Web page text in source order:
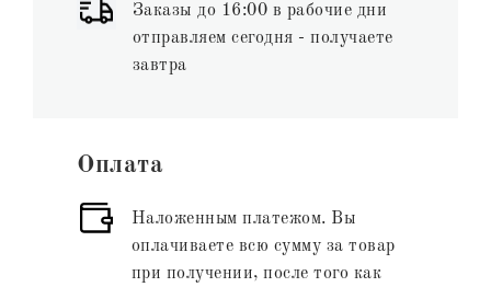
Заказы до 16:00 в рабочие дни
отправляем сегодня - получаете
завтра
Оплата
Наложенным платежом. Вы
оплачиваете всю сумму за товар
при получении, после того как